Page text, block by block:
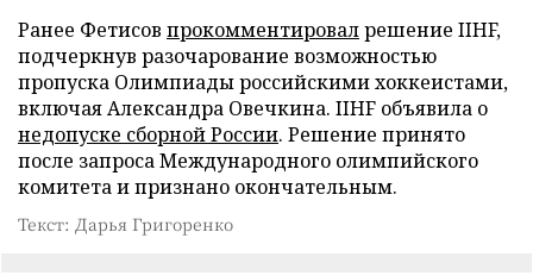
Ранее Фетисов прокомментировалрешение IIHF,
подчеркнув разочарование возможностью
пропуска Олимпиады российскими хоккеистами,
включая Александра Овечкина. IIHF объявила о
недопуске сборной России. Решение принято
после запроса Международного олимпийского
комитета и признано окончательным.
Текст: Дарья Григоренко